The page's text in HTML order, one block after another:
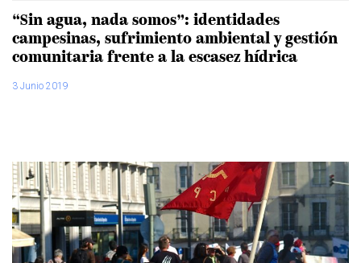
“Sin agua, nada somos”: identidades
campesinas, sufrimiento ambiental y gestión
comunitaria frente a la escasez hídrica
3 Junio 2019